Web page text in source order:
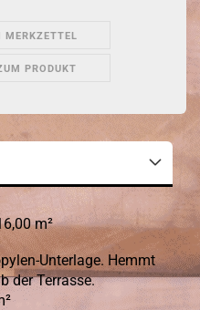
MERKZETTEL
PRODUKT
m²
Unterlage. Hemmt
der Terrasse.